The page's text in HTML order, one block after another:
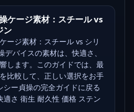
ケージ素材：スチール vs
ン
ージ素材：スチール vs シリ
デバイスの素材は、快適さ、
します。このガイドでは、最
比較して、正しい選択をお手
ー貞操の完全ガイドに戻る
適さ 衛生 耐久性 価格 ステン